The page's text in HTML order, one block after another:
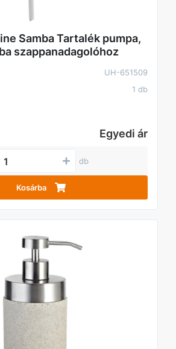
Samba Tartalék pumpa,
szappanadagolóhoz
UH-651509
1 db
Egyedi ár
db
Kosárba